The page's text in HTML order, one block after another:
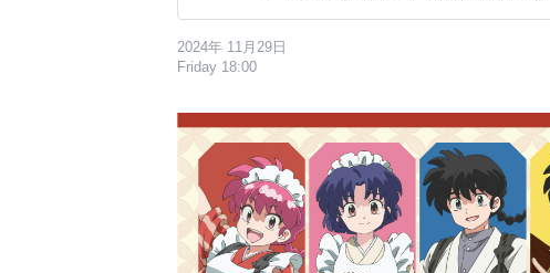
2024年 11月29日
Friday 18:00